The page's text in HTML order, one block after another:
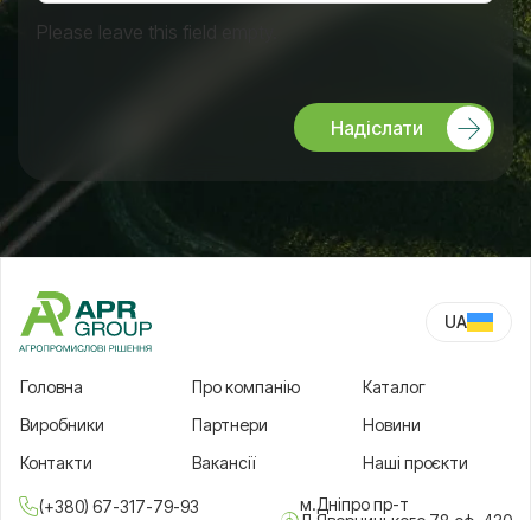
Please leave this field empty.
Надіслати
UA
Головна
Про компанію
Каталог
Виробники
Партнери
Новини
Контакти
Вакансії Наші проєкти
(+380) 67-317-79-93
м.Дніпро пр-т